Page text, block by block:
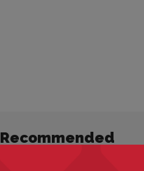
Recommended